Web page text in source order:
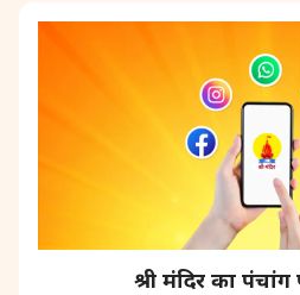
31 August, 2026श्री मंदिर का